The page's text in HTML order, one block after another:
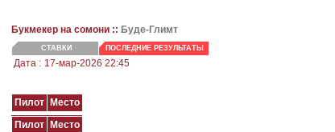
Букмекер на сомони :: Буде-Глимт
СТАВКИ ПОСЛЕДНИЕ РЕЗУЛЬТАТЫ
Дата : 17-мар-2026 22:45
Пилот
Место
Пилот
Место